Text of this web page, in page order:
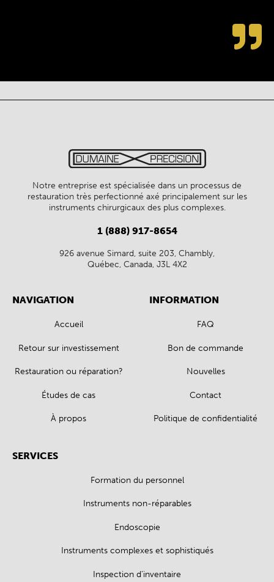
Notre entreprise est spécialisée dans un processus de
restauration très perfectionné axé principalement sur les
instruments chirurgicaux des plus complexes.
1 (888) 917-8654
926 avenue Simard, suite 203, Chambly,
Québec, Canada, J3L 4X2
NAVIGATION
Accueil
Retour sur investissement
Restauration ou réparation?
Études de cas
À propos
SERVICES
Formation du personnel
Instruments non-réparables
Endoscopie
Instruments complexes et sophistiqués
Inspection d’inventaire
INFORMATION
FAQ
Bon de commande
Nouvelles
Contact
Politique de confidentialité